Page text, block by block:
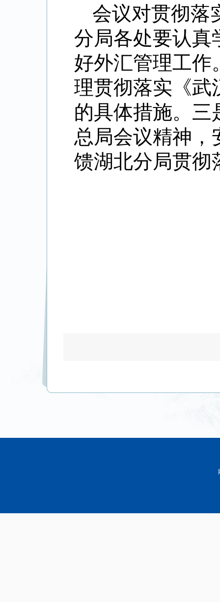
会议对贯彻落
分局各处要认真
好外汇管理工作
理贯彻落实《武
的具体措施。三
总局会议精神，
馈湖北分局贯彻